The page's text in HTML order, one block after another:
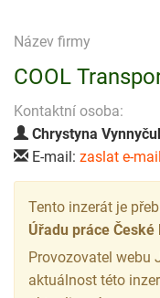
Název firmy
COOL
Kontaktní osoba:
Chrystyna
E-mail: zaslat e-
Tento inzerát je
Úřadu práce České
Provozovatel webu
aktuálnost této